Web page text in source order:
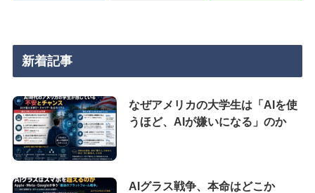
新着記事
なぜアメリカの大学生は「AIを使
うほど、AIが嫌いになる」のか
AIグラス戦争、本命はどこか